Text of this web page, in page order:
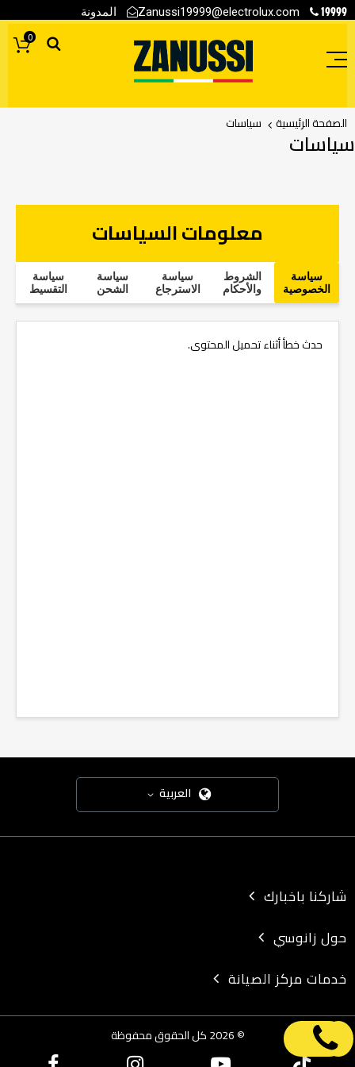
19999
Zanussi19999@electrolux.com المدونة
0
الصفحة الرئيسية سياسات
سياسات
معلومات السياسات
سياسة
الخصوصية
الشروط
والأحكام
سياسة
الاسترجاع
سياسة
الشحن
سياسة
التقسيط
حدث خطأ أثناء تحميل المحتوى.
العربية
شاركنا باخبارك
حول زانوسي
خدمات مركز الصيانة
© 2026 كل الحقوق محفوظة